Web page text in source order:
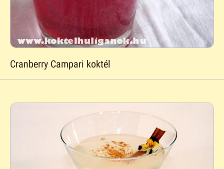
Cranberry Campari koktél